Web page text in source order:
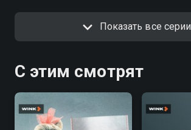
Показать все серии
С этим смотрят